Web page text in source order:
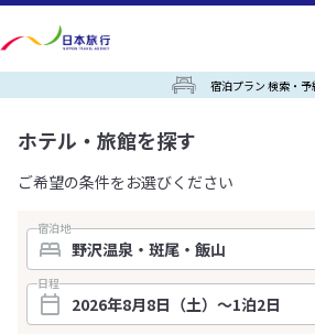
宿泊プラン 検索・予
ホテル・旅館を探す
ご希望の条件をお選びください
宿泊地
日程